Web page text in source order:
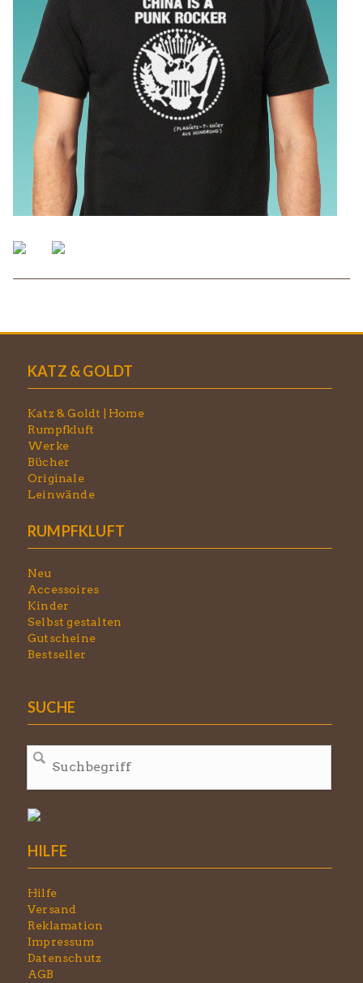
KATZ & GOLDT
Katz & Goldt | Home
Rumpfkluft
Werke
Bücher
Originale
Leinwände
RUMPFKLUFT
Neu
Accessoires
Kinder
Selbst gestalten
Gutscheine
Bestseller
SUCHE
HILFE
Hilfe
Versand
Reklamation
Impressum
Datenschutz
AGB